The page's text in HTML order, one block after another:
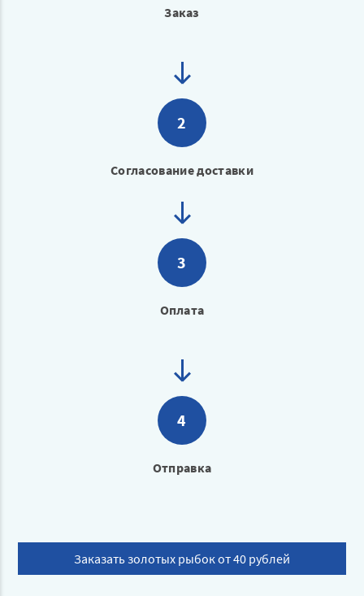
Заказ
2
Согласование доставки
3
Оплата
4
Отправка
Заказать золотых рыбок от 40 рублей